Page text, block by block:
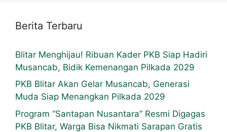
Berita Terbaru
Blitar Menghijau! Ribuan Kader PKB Siap Hadiri
Musancab, Bidik Kemenangan Pilkada 2029
PKB Blitar Akan Gelar Musancab, Generasi
Muda Siap Menangkan Pilkada 2029
Program “Santapan Nusantara” Resmi Digagas
PKB Blitar, Warga Bisa Nikmati Sarapan Gratis